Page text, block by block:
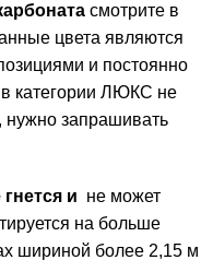
смотрите в
цвета являются
и постоянно
в категории ЛЮКС не
нужно запрашивать
и не может
на больше
шириной более 2,15 м